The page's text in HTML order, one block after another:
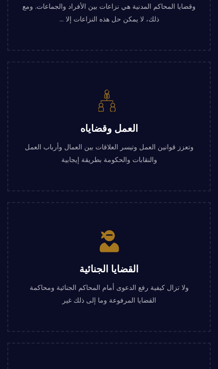
وقضايا المحاكم المدنية هي نزاعات بين الأفراد والجماعات. ومع
ذلك، لا يمكن حل هذه النزاعات إلا ...
العمل وقضاياه
وتعزز قوانين العمل وتيسر العلاقات بين العمال وأرباب العمل
والنقابات والحكومة بطريقة إيجابية
القضايا الجنائية
ولا تزال كيفية رفع الدعوى أمام المحاكم الجنائية ومحاكمة
القضايا المرفوعة وما إلى ذلك غير